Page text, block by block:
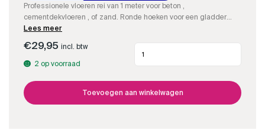
Professionele vloeren rei van 1 meter voor beton ,
cementdekvloeren , of zand. Ronde hoeken voor een gladder
resultaat.
Lees meer
€29,95 incl. btw
2 op voorraad
aluminium
aantal
Toevoegen aan winkelwagen